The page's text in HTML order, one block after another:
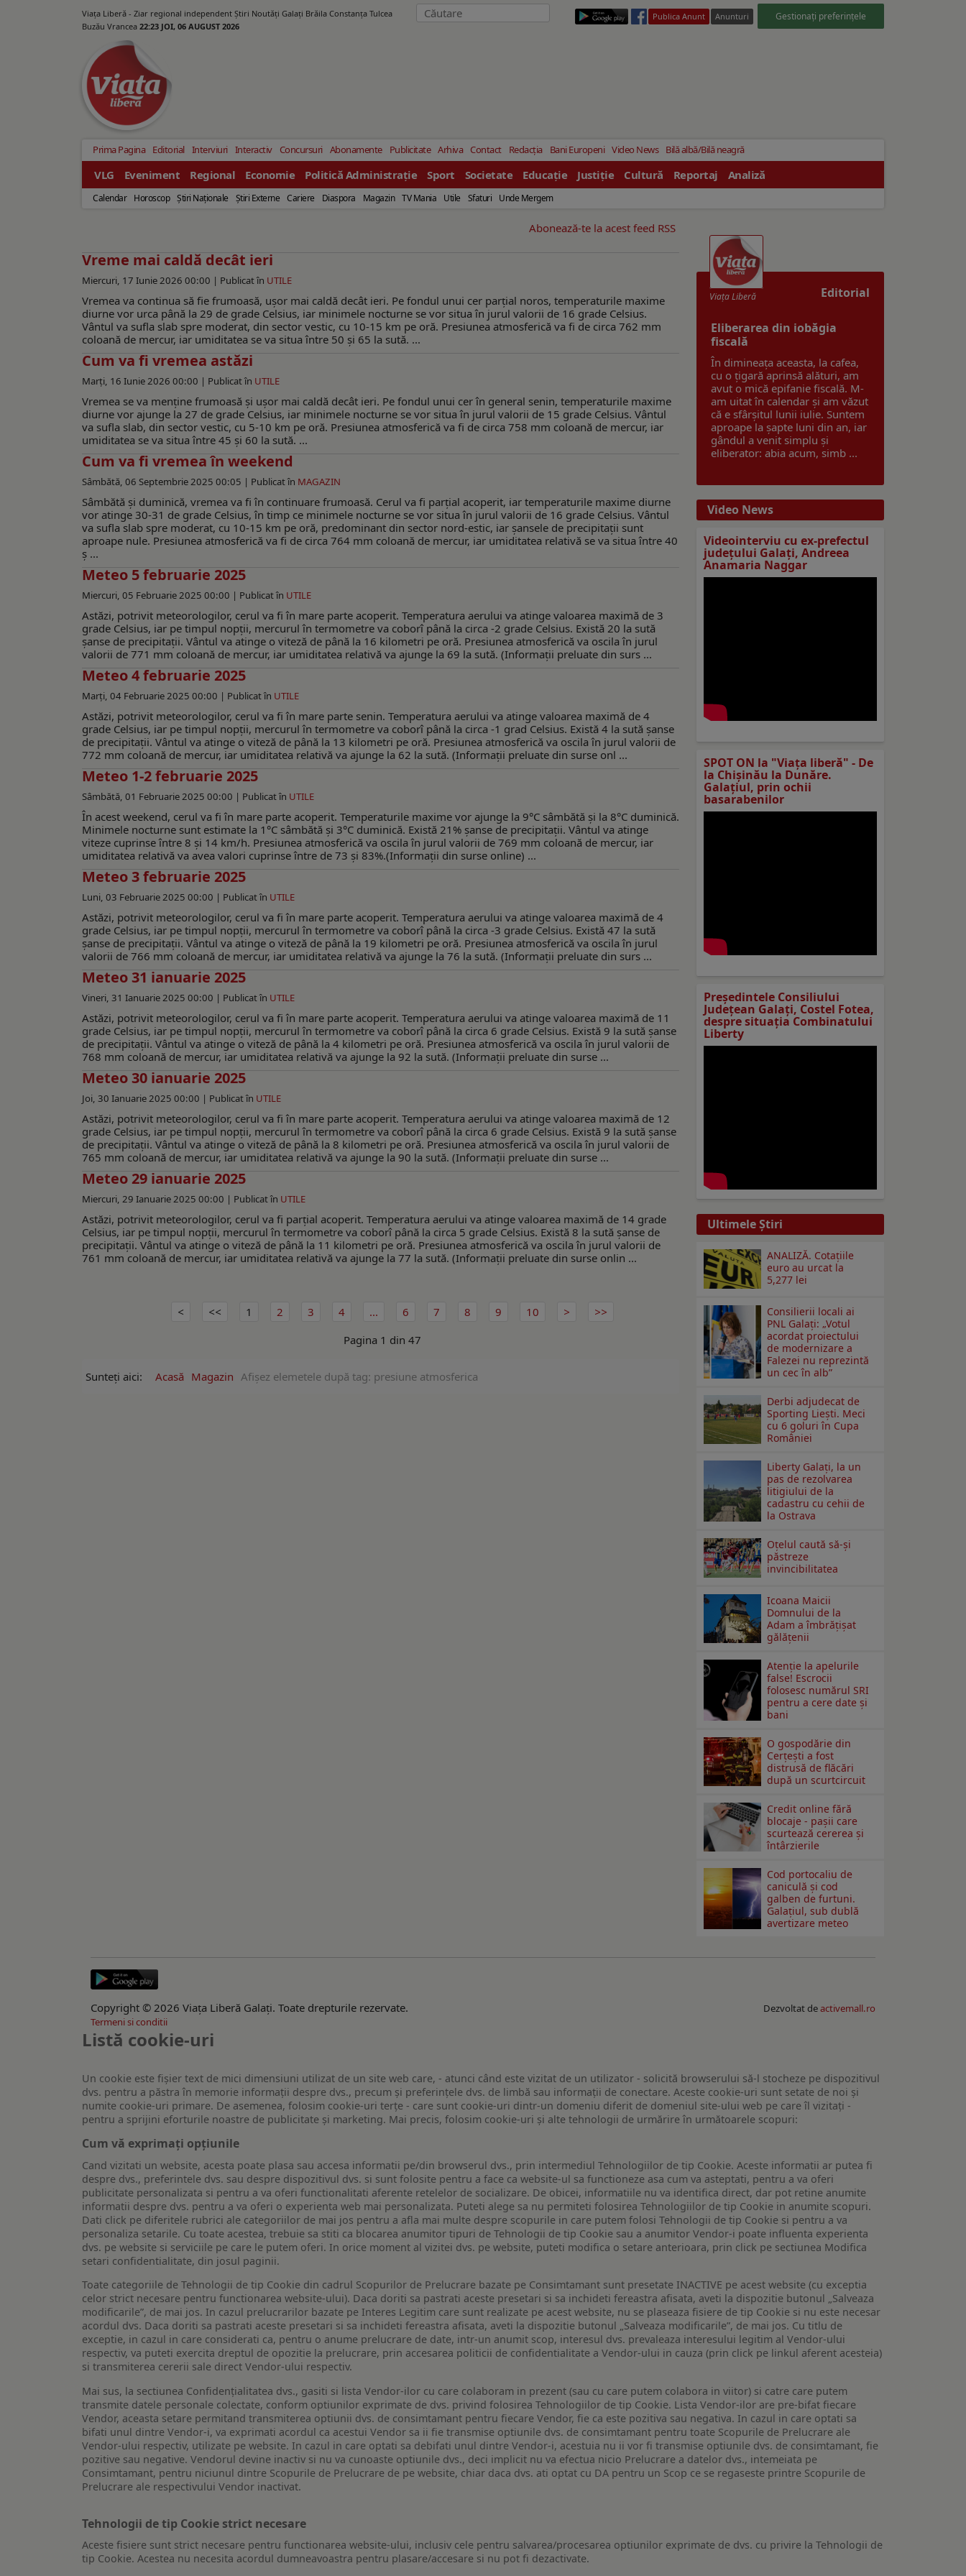
Viața Liberă - Ziar regional independent Știri Noutăți Galaţi Brăila Constanţa Tulcea
Buzău Vrancea 22:23 JOI, 06 AUGUST 2026
Publica Anunt Anunturi Gestionați preferințele
Prima Pagina Editorial Interviuri Interactiv Concursuri Abonamente Publicitate Arhiva Contact Redacția Bani Europeni Video News Bilă albă/Bilă neagră
VLG Eveniment Regional Economie Politică Administrație Sport Societate Educație Justiție Cultură Reportaj Analiză
Calendar Horoscop Ştiri Naţionale Ştiri Externe Cariere Diaspora Magazin TV Mania Utile Sfaturi Unde Mergem
Abonează-te la acest feed RSS
Vreme mai caldă decât ieri
Miercuri, 17 Iunie 2026 00:00 | Publicat în UTILE
Vremea va continua să fie frumoasă, uşor mai caldă decât ieri. Pe fondul unui cer parţial noros, temperaturile maxime
diurne vor urca până la 29 de grade Celsius, iar minimele nocturne se vor situa în jurul valorii de 16 grade Celsius.
Vântul va sufla slab spre moderat, din sector vestic, cu 10-15 km pe oră. Presiunea atmosferică va fi de circa 762 mm
coloană de mercur, iar umiditatea se va situa între 50 şi 65 la sută. ...
Cum va fi vremea astăzi
Marți, 16 Iunie 2026 00:00 | Publicat în UTILE
Vremea se va menţine frumoasă şi uşor mai caldă decât ieri. Pe fondul unui cer în general senin, temperaturile maxime
diurne vor ajunge la 27 de grade Celsius, iar minimele nocturne se vor situa în jurul valorii de 15 grade Celsius. Vântul
va sufla slab, din sector vestic, cu 5-10 km pe oră. Presiunea atmosferică va fi de circa 758 mm coloană de mercur, iar
umiditatea se va situa între 45 şi 60 la sută. ...
Cum va fi vremea în weekend
Sâmbătă, 06 Septembrie 2025 00:05 | Publicat în MAGAZIN
Sâmbătă şi duminică, vremea va fi în continuare frumoasă. Cerul va fi parţial acoperit, iar temperaturile maxime diurne
vor atinge 30-31 de grade Celsius, în timp ce minimele nocturne se vor situa în jurul valorii de 16 grade Celsius. Vântul
va sufla slab spre moderat, cu 10-15 km pe oră, predominant din sector nord-estic, iar şansele de precipitaţii sunt
aproape nule. Presiunea atmosferică va fi de circa 764 mm coloană de mercur, iar umiditatea relativă se va situa între 40
ş ...
Meteo 5 februarie 2025
Miercuri, 05 Februarie 2025 00:00 | Publicat în UTILE
Astăzi, potrivit meteorologilor, cerul va fi în mare parte acoperit. Temperatura aerului va atinge valoarea maximă de 3
grade Celsius, iar pe timpul nopții, mercurul în termometre va coborî până la circa -2 grade Celsius. Există 20 la sută
șanse de precipitații. Vântul va atinge o viteză de până la 16 kilometri pe oră. Presiunea atmosferică va oscila în jurul
valorii de 771 mm coloană de mercur, iar umiditatea relativă va ajunge la 69 la sută. (Informaţii preluate din surs ...
Meteo 4 februarie 2025
Marți, 04 Februarie 2025 00:00 | Publicat în UTILE
Astăzi, potrivit meteorologilor, cerul va fi în mare parte senin. Temperatura aerului va atinge valoarea maximă de 4
grade Celsius, iar pe timpul nopții, mercurul în termometre va coborî până la circa -1 grad Celsius. Există 4 la sută șanse
de precipitații. Vântul va atinge o viteză de până la 13 kilometri pe oră. Presiunea atmosferică va oscila în jurul valorii de
772 mm coloană de mercur, iar umiditatea relativă va ajunge la 62 la sută. (Informaţii preluate din surse onl ...
Meteo 1-2 februarie 2025
Sâmbătă, 01 Februarie 2025 00:00 | Publicat în UTILE
În acest weekend, cerul va fi în mare parte acoperit. Temperaturile maxime vor ajunge la 9°C sâmbătă și la 8°C duminică.
Minimele nocturne sunt estimate la 1°C sâmbătă și 3°C duminică. Există 21% șanse de precipitații. Vântul va atinge
viteze cuprinse între 8 și 14 km/h. Presiunea atmosferică va oscila în jurul valorii de 769 mm coloană de mercur, iar
umiditatea relativă va avea valori cuprinse între de 73 și 83%.(Informaţii din surse online) ...
Meteo 3 februarie 2025
Luni, 03 Februarie 2025 00:00 | Publicat în UTILE
Astăzi, potrivit meteorologilor, cerul va fi în mare parte acoperit. Temperatura aerului va atinge valoarea maximă de 4
grade Celsius, iar pe timpul nopții, mercurul în termometre va coborî până la circa -3 grade Celsius. Există 47 la sută
șanse de precipitații. Vântul va atinge o viteză de până la 19 kilometri pe oră. Presiunea atmosferică va oscila în jurul
valorii de 766 mm coloană de mercur, iar umiditatea relativă va ajunge la 76 la sută. (Informaţii preluate din surs ...
Meteo 31 ianuarie 2025
Vineri, 31 Ianuarie 2025 00:00 | Publicat în UTILE
Astăzi, potrivit meteorologilor, cerul va fi în mare parte acoperit. Temperatura aerului va atinge valoarea maximă de 11
grade Celsius, iar pe timpul nopții, mercurul în termometre va coborî până la circa 6 grade Celsius. Există 9 la sută șanse
de precipitații. Vântul va atinge o viteză de până la 4 kilometri pe oră. Presiunea atmosferică va oscila în jurul valorii de
768 mm coloană de mercur, iar umiditatea relativă va ajunge la 92 la sută. (Informaţii preluate din surse ...
Meteo 30 ianuarie 2025
Joi, 30 Ianuarie 2025 00:00 | Publicat în UTILE
Astăzi, potrivit meteorologilor, cerul va fi în mare parte acoperit. Temperatura aerului va atinge valoarea maximă de 12
grade Celsius, iar pe timpul nopții, mercurul în termometre va coborî până la circa 6 grade Celsius. Există 9 la sută șanse
de precipitații. Vântul va atinge o viteză de până la 8 kilometri pe oră. Presiunea atmosferică va oscila în jurul valorii de
765 mm coloană de mercur, iar umiditatea relativă va ajunge la 90 la sută. (Informaţii preluate din surse ...
Meteo 29 ianuarie 2025
Miercuri, 29 Ianuarie 2025 00:00 | Publicat în UTILE
Astăzi, potrivit meteorologilor, cerul va fi parțial acoperit. Temperatura aerului va atinge valoarea maximă de 14 grade
Celsius, iar pe timpul nopții, mercurul în termometre va coborî până la circa 5 grade Celsius. Există 8 la sută șanse de
precipitații. Vântul va atinge o viteză de până la 11 kilometri pe oră. Presiunea atmosferică va oscila în jurul valorii de
761 mm coloană de mercur, iar umiditatea relativă va ajunge la 77 la sută. (Informaţii preluate din surse onlin ...
1 2 3 4 ... 6 7 8 9
10
Pagina 1 din 47
Sunteți aici: Acasă Magazin Afişez elemetele după tag: presiune atmosferica
Editorial
Viaţa Liberă
Eliberarea din iobăgia
fiscală
În dimineața aceasta, la cafea,
cu o țigară aprinsă alături, am
avut o mică epifanie fiscală. M-
am uitat în calendar și am văzut
că e sfârșitul lunii iulie. Suntem
aproape la șapte luni din an, iar
gândul a venit simplu și
eliberator: abia acum, simb ...
Video News
Videointerviu cu ex-prefectul
judeţului Galaţi, Andreea
Anamaria Naggar
SPOT ON la "Viaţa liberă" - De
la Chișinău la Dunăre.
Galațiul, prin ochii
basarabenilor
Preşedintele Consiliului
Judeţean Galaţi, Costel Fotea,
despre situaţia Combinatului
Liberty
Ultimele Ştiri
ANALIZĂ. Cotațiile
euro au urcat la
5,277 lei
Consilierii locali ai
PNL Galaţi: „Votul
acordat proiectului
de modernizare a
Falezei nu reprezintă
un cec în alb”
Derbi adjudecat de
Sporting Liești. Meci
cu 6 goluri în Cupa
României
Liberty Galați, la un
pas de rezolvarea
litigiului de la
cadastru cu cehii de
la Ostrava
Oțelul caută să-și
păstreze
invincibilitatea
Icoana Maicii
Domnului de la
Adam a îmbrățișat
gălățenii
Atenție la apelurile
false! Escrocii
folosesc numărul SRI
pentru a cere date și
bani
O gospodărie din
Cerțești a fost
distrusă de flăcări
după un scurtcircuit
Credit online fără
blocaje - pașii care
scurtează cererea și
întârzierile
Cod portocaliu de
caniculă și cod
galben de furtuni.
Galațiul, sub dublă
avertizare meteo
Copyright © 2026 Viaţa Liberă Galaţi. Toate drepturile rezervate. Dezvoltat deactivemall.ro
Termeni si conditii
Listă cookie-uri
Un cookie este fişier text de mici dimensiuni utilizat de un site web care, - atunci când este vizitat de un utilizator - solicită browserului să-l stocheze pe dispozitivul
dvs. pentru a păstra în memorie informații despre dvs., precum și preferințele dvs. de limbă sau informații de conectare. Aceste cookie-uri sunt setate de noi și
numite cookie-uri primare. De asemenea, folosim cookie-uri terțe - care sunt cookie-uri dintr-un domeniu diferit de domeniul site-ului web pe care îl vizitați -
pentru a sprijini eforturile noastre de publicitate și marketing. Mai precis, folosim cookie-uri și alte tehnologii de urmărire în următoarele scopuri:
Cum vă exprimați opțiunile
Cand vizitati un website, acesta poate plasa sau accesa informatii pe/din browserul dvs., prin intermediul Tehnologiilor de tip Cookie. Aceste informatii ar putea fi
despre dvs., preferintele dvs. sau despre dispozitivul dvs. si sunt folosite pentru a face ca website-ul sa functioneze asa cum va asteptati, pentru a va oferi
publicitate personalizata si pentru a va oferi functionalitati aferente retelelor de socializare. De obicei, informatiile nu va identifica direct, dar pot retine anumite
informatii despre dvs. pentru a va oferi o experienta web mai personalizata. Puteti alege sa nu permiteti folosirea Tehnologiilor de tip Cookie in anumite scopuri.
Dati click pe diferitele rubrici ale categoriilor de mai jos pentru a afla mai multe despre scopurile in care putem folosi Tehnologii de tip Cookie si pentru a va
personaliza setarile. Cu toate acestea, trebuie sa stiti ca blocarea anumitor tipuri de Tehnologii de tip Cookie sau a anumitor Vendor-i poate influenta experienta
dvs. pe website si serviciile pe care le putem oferi. In orice moment al vizitei dvs. pe website, puteti modifica o setare anterioara, prin click pe sectiunea Modifica
setari confidentialitate, din josul paginii.
Toate categoriile de Tehnologii de tip Cookie din cadrul Scopurilor de Prelucrare bazate pe Consimtamant sunt presetate INACTIVE pe acest website (cu exceptia
celor strict necesare pentru functionarea website-ului). Daca doriti sa pastrati aceste presetari si sa inchideti fereastra afisata, aveti la dispozitie butonul „Salveaza
modificarile”, de mai jos. In cazul prelucrarilor bazate pe Interes Legitim care sunt realizate pe acest website, nu se plaseaza fisiere de tip Cookie si nu este necesar
acordul dvs. Daca doriti sa pastrati aceste presetari si sa inchideti fereastra afisata, aveti la dispozitie butonul „Salveaza modificarile”, de mai jos. Cu titlu de
exceptie, in cazul in care considerati ca, pentru o anume prelucrare de date, intr-un anumit scop, interesul dvs. prevaleaza interesului legitim al Vendor-ului
respectiv, va puteti exercita dreptul de opozitie la prelucrare, prin accesarea politicii de confidentialitate a Vendor-ului in cauza (prin click pe linkul aferent acesteia)
si transmiterea cererii sale direct Vendor-ului respectiv.
Mai sus, la sectiunea Confidențialitatea dvs., gasiti si lista Vendor-ilor cu care colaboram in prezent (sau cu care putem colabora in viitor) si catre care putem
transmite datele personale colectate, conform optiunilor exprimate de dvs. privind folosirea Tehnologiilor de tip Cookie. Lista Vendor-ilor are pre-bifat fiecare
Vendor, aceasta setare permitand transmiterea optiunii dvs. de consimtamant pentru fiecare Vendor, fie ca este pozitiva sau negativa. In cazul in care optati sa
bifati unul dintre Vendor-i, va exprimati acordul ca acestui Vendor sa ii fie transmise optiunile dvs. de consimtamant pentru toate Scopurile de Prelucrare ale
Vendor-ului respectiv, utilizate pe website. In cazul in care optati sa debifati unul dintre Vendor-i, acestuia nu ii vor fi transmise optiunile dvs. de consimtamant, fie
pozitive sau negative. Vendorul devine inactiv si nu va cunoaste optiunile dvs., deci implicit nu va efectua nicio Prelucrare a datelor dvs., intemeiata pe
Consimtamant, pentru niciunul dintre Scopurile de Prelucrare de pe website, chiar daca dvs. ati optat cu DA pentru un Scop ce se regaseste printre Scopurile de
Prelucrare ale respectivului Vendor inactivat.
Tehnologii de tip Cookie strict necesare
Aceste fisiere sunt strict necesare pentru functionarea website-ului, inclusiv cele pentru salvarea/procesarea optiunilor exprimate de dvs. cu privire la Tehnologii de
tip Cookie. Acestea nu necesita acordul dumneavoastra pentru plasare/accesare si nu pot fi dezactivate.